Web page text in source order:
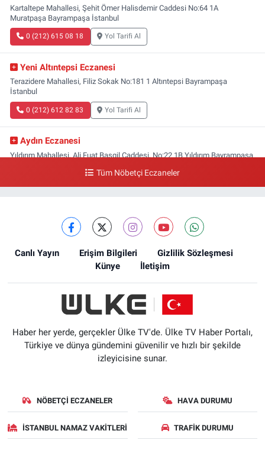
Kartaltepe Mahallesi, Şehit Ömer Halisdemir Caddesi No:64 1A
Muratpaşa Bayrampaşa İstanbul
0 (212) 615 08 18 Yol Tarifi Al
Yeni Altıntepsi Eczanesi
Terazidere Mahallesi, Filiz Sokak No:181 1 Altıntepsi Bayrampaşa
İstanbul
0 (212) 612 82 83 Yol Tarifi Al
Aydın Eczanesi
Yıldırım Mahallesi, Ali Fuat Başgil Caddesi, No:22 1B Yıldırım Bayrampaşa
Tüm Nöbetçi Eczaneler
Canlı Yayın Erişim Bilgileri
Gizlilik Sözleşmesi
Künye
İletişim
Haber her yerde, gerçekler Ülke TV'de. Ülke TV Haber Portalı,
Türkiye ve dünya gündemini güvenilir ve hızlı bir şekilde
izleyicisine sunar.
NÖBETÇI ECZANELER HAVA DURUMU
İSTANBUL NAMAZ VAKITLERI TRAFIK DURUMU